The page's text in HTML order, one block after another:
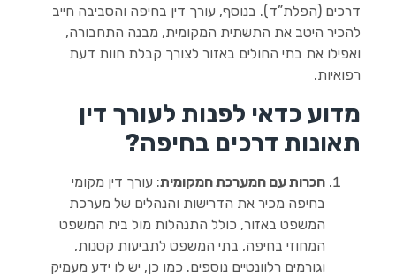
דרכים (הפלת”ד). בנוסף, עורך דין בחיפה והסביבה חייב
להכיר היטב את התשתית המקומית, מבנה התחבורה,
ואפילו את בתי החולים באזור לצורך קבלת חוות דעת
רפואיות.
מדוע כדאי לפנות לעורך דין
תאונות דרכים בחיפה?
הכרות עם המערכת המקומית: עורך דין מקומי
בחיפה מכיר את הדרישות והנהלים של מערכת
המשפט באזור, כולל התנהלות מול בית המשפט
המחוזי בחיפה, בתי המשפט לתביעות קטנות,
וגורמים רלוונטיים נוספים. כמו כן, יש לו ידע מעמיק